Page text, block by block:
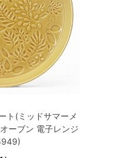
ト(ミッドサマーメ
ーブン 電子レンジ